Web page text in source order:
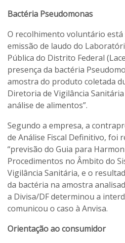
Bactéria Pseudomonas
O recolhimento voluntário está
emissão de laudo do
Pública do Distrito Federal
presença da bactéria
amostra do produto coletada
Diretoria de Vigilância
análise de alimentos”.
Segundo a empresa, a
de Análise Fiscal Definitivo, foi
“previsão do Guia para
Procedimentos no Âmbito do
Vigilância Sanitária, e o
da bactéria na amostra
a Divisa/DF determinou a
comunicou o caso à Anvisa.
Orientação ao consumidor